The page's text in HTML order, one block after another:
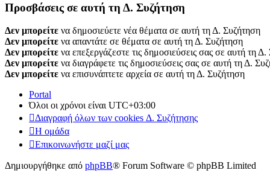
Προσβάσεις σε αυτή τη Δ. Συζήτηση
Δεν μπορείτε να δημοσιεύετε νέα θέματα σε αυτή τη Δ. Συζήτηση
Δεν μπορείτε να απαντάτε σε θέματα σε αυτή τη Δ. Συζήτηση
Δεν μπορείτε να επεξεργάζεστε τις δημοσιεύσεις σας σε αυτή τη
Δεν μπορείτε να διαγράφετε τις δημοσιεύσεις σας σε αυτή τη Δ.
Δεν μπορείτε να επισυνάπτετε αρχεία σε αυτή τη Δ. Συζήτηση
Portal
Όλοι οι χρόνοι είναι UTC+03:00
Διαγραφή όλων των cookies Δ. Συζήτησης
Η ομάδα
Επικοινωνήστε μαζί μας
Δημιουργήθηκε από phpBB® Forum Software © phpBB Limited